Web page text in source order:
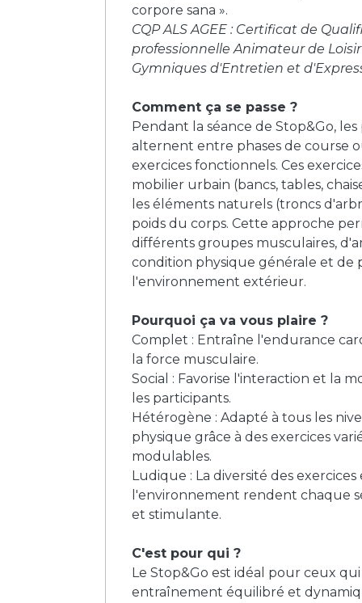
corpore sana ».
CQP ALS AGEE : Certificat de
professionnelle Animateur de
Gymniques d'Entretien et
Comment ça se passe ?
Pendant la séance de Stop&Go,
alternent entre phases de course
exercices fonctionnels. Ces
mobilier urbain (bancs, tables,
les éléments naturels (troncs
poids du corps. Cette approche
différents groupes musculaires,
condition physique générale et de
l'environnement extérieur.
Pourquoi ça va vous plaire ?
Complet : Entraîne l'endurance
la force musculaire.
Social : Favorise l'interaction et la
les participants.
Hétérogène : Adapté à tous les
physique grâce à des exercices
modulables.
Ludique : La diversité des
l'environnement rendent chaque
et stimulante.
C'est pour qui ?
Le Stop&Go est idéal pour ceux
entraînement équilibré et